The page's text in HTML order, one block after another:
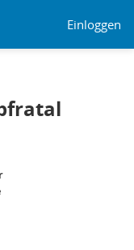
Einloggen